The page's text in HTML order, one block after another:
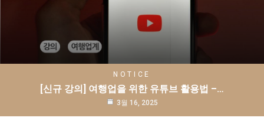
NOTICE
[신규 강의] 여행업을 위한 유튜브 활용법 –…
3월 16, 2025